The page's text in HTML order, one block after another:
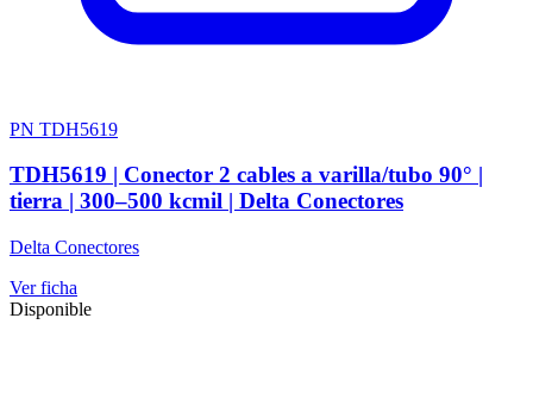
PN TDH5619
TDH5619 | Conector 2 cables a varilla/tubo 90° |
tierra | 300–500 kcmil | Delta Conectores
Delta Conectores
Ver ficha
Disponible